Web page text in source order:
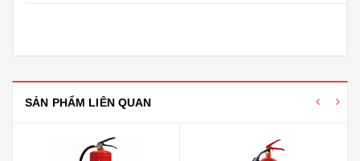
SẢN PHẨM LIÊN QUAN